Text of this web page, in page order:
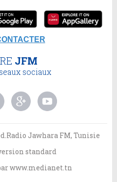
JFM
sociaux
Jawhara FM, Tunisie
standard
www.medianet.tn